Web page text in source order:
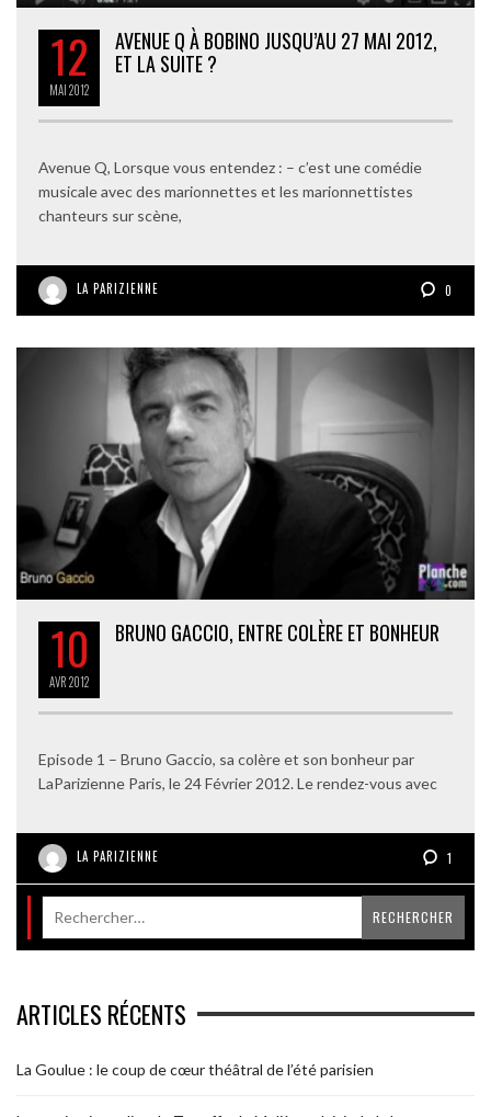
12
MAI2012
AVENUE Q À BOBINO JUSQU’AU 27 MAI 2012,
ET LA SUITE ?
Avenue Q, Lorsque vous entendez : – c’est une comédie
musicale avec des marionnettes et les marionnettistes
chanteurs sur scène,
LA PARIZIENNE 0
10
AVR2012
BRUNO GACCIO, ENTRE COLÈRE ET BONHEUR
Episode 1 – Bruno Gaccio, sa colère et son bonheur par
LaParizienne Paris, le 24 Février 2012. Le rendez-vous avec
LA PARIZIENNE 1
ARTICLES RÉCENTS
La Goulue : le coup de cœur théâtral de l’été parisien